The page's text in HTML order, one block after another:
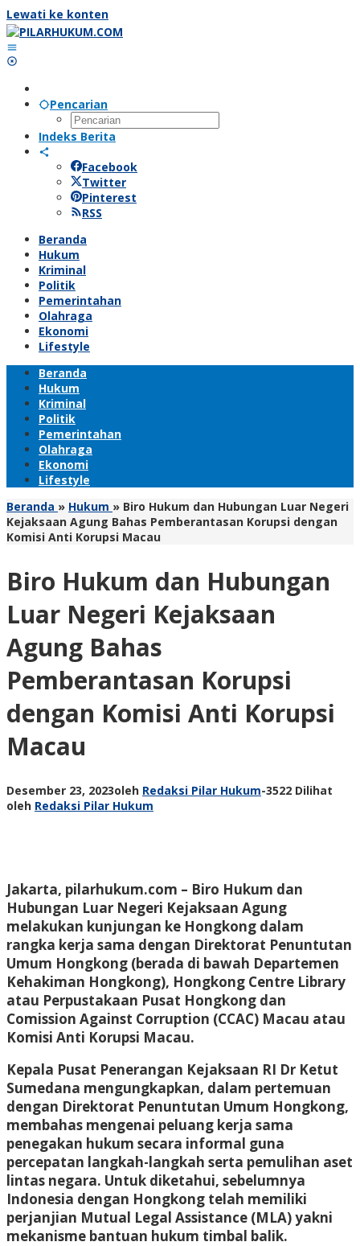
Lewati ke konten
Pencarian
Indeks Berita
Facebook
Twitter
Pinterest
RSS
Beranda
Hukum
Kriminal
Politik
Pemerintahan
Olahraga
Ekonomi
Lifestyle
Beranda
Hukum
Kriminal
Politik
Pemerintahan
Olahraga
Ekonomi
Lifestyle
Beranda » Hukum » Biro Hukum dan Hubungan Luar Negeri
Kejaksaan Agung Bahas Pemberantasan Korupsi dengan
Komisi Anti Korupsi Macau
Biro Hukum dan Hubungan
Luar Negeri Kejaksaan
Agung Bahas
Pemberantasan Korupsi
dengan Komisi Anti Korupsi
Macau
Desember 23, 2023oleh Redaksi Pilar Hukum-3522 Dilihat
oleh Redaksi Pilar Hukum
Jakarta, pilarhukum.com – Biro Hukum dan
Hubungan Luar Negeri Kejaksaan Agung
melakukan kunjungan ke Hongkong dalam
rangka kerja sama dengan Direktorat Penuntutan
Umum Hongkong (berada di bawah Departemen
Kehakiman Hongkong), Hongkong Centre Library
atau Perpustakaan Pusat Hongkong dan
Comission Against Corruption (CCAC) Macau atau
Komisi Anti Korupsi Macau.
Kepala Pusat Penerangan Kejaksaan RI Dr Ketut
Sumedana mengungkapkan, dalam pertemuan
dengan Direktorat Penuntutan Umum Hongkong,
membahas mengenai peluang kerja sama
penegakan hukum secara informal guna
percepatan langkah-langkah serta pemulihan aset
lintas negara. Untuk diketahui, sebelumnya
Indonesia dengan Hongkong telah memiliki
perjanjian Mutual Legal Assistance (MLA) yakni
mekanisme bantuan hukum timbal balik.